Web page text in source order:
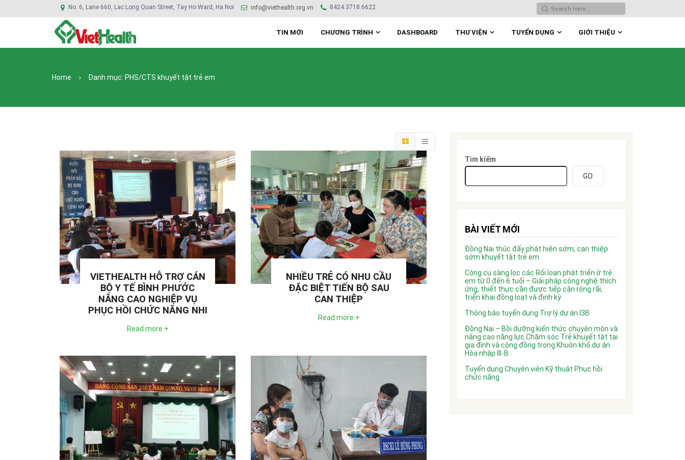
No. 6, Lane 660, Lac Long Quan Street, Tay Ho Ward, Ha Noi info@viethealth.org.vn 8424.3718.6622
TIN MỚI CHƯƠNG TRÌNH DASHBOARD THƯ VIỆN TUYỂN DỤNG GIỚI THIỆU
Home Danh mục: PHS/CTS khuyết tật trẻ em
VIETHEALTH HỖ TRỢ CÁN
BỘ Y TẾ BÌNH PHƯỚC
NÂNG CAO NGHIỆP VỤ
PHỤC HỒI CHỨC NĂNG NHI
Read more +
NHIỀU TRẺ CÓ NHU CẦU
ĐẶC BIỆT TIẾN BỘ SAU
CAN THIỆP
Read more +
Tìm kiếm
GO
BÀI VIẾT MỚI
Đồng Nai thúc đẩy phát hiện sớm, can thiệp
sớm khuyết tật trẻ em
Công cụ sàng lọc các Rối loạn phát triển ở trẻ
em từ 0 đến 6 tuổi – Giải pháp công nghệ thích
ứng, thiết thực cần được tiếp cận rộng rãi,
triển khai đồng loạt và định kỳ
Thông báo tuyển dụng Trợ lý dự án I3B
Đồng Nai – Bồi dưỡng kiến thức chuyên môn và
nâng cao năng lực Chăm sóc Trẻ khuyết tật tại
gia đình và cộng đồng trong Khuôn khổ dự án
Hòa nhập III-B
Tuyển dụng Chuyên viên Kỹ thuật Phục hồi
chức năng